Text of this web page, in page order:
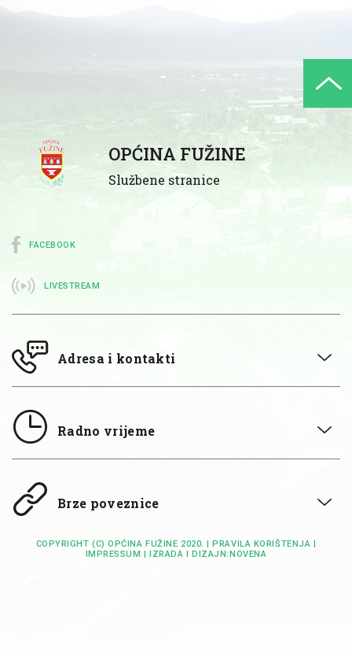
OPĆINA FUŽINE
Službene stranice
FACEBOOK
LIVESTREAM
Adresa i kontakti
Radno vrijeme
Brze poveznice
COPYRIGHT (C) OPĆINA FUŽINE 2020. |PRAVILA KORIŠTENJA |
IMPRESSUM | IZRADA I DIZAJN:NOVENA